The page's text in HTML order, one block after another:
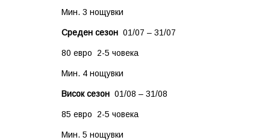
Мин. 3 нощувки
Среден сезон 01/07 – 31/07
80 евро 2-5 човека
Мин. 4 нощувки
Висок сезон 01/08 – 31/08
85 евро 2-5 човека
Мин. 5 нощувки